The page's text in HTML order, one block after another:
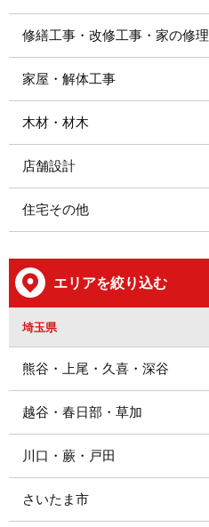
修繕工事・改修工事・家の修理
家屋・解体工事
木材・材木
店舗設計
住宅その他
エリアを絞り込む
埼玉県
熊谷・上尾・久喜・深谷
越谷・春日部・草加
川口・蕨・戸田
さいたま市